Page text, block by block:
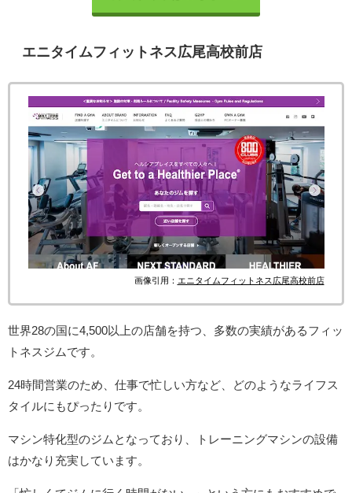
エニタイムフィットネス広尾高校前店
画像引用： エニタイムフィットネス広尾高校前店
世界28の国に4,500以上の店舗を持つ、多数の実績があるフィッ
トネスジムです。
24時間営業のため、仕事で忙しい方など、どのようなライフス
タイルにもぴったりです。
マシン特化型のジムとなっており、トレーニングマシンの設備
はかなり充実しています。